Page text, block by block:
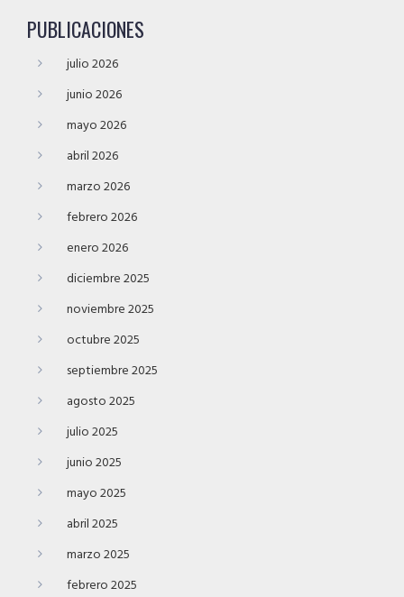
PUBLICACIONES
julio 2026
junio 2026
mayo 2026
abril 2026
marzo 2026
febrero 2026
enero 2026
diciembre 2025
noviembre 2025
octubre 2025
septiembre 2025
agosto 2025
julio 2025
junio 2025
mayo 2025
abril 2025
marzo 2025
febrero 2025